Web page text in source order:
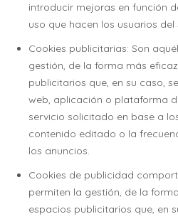
introducir mejoras en función
uso que hacen los usuarios del
Cookies publicitarias: Son
gestión, de la forma más
publicitarios que, en su caso,
web, aplicación o plataforma
servicio solicitado en base a
contenido editado o la
los anuncios.
Cookies de publicidad
permiten la gestión, de la
espacios publicitarios que, en